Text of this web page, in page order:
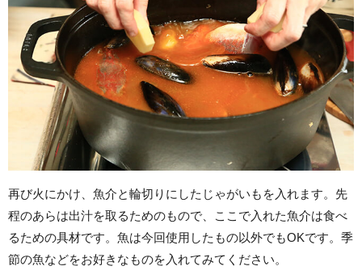
再び火にかけ、魚介と輪切りにしたじゃがいもを入れます。先
程のあらは出汁を取るためのもので、ここで入れた魚介は食べ
るための具材です。魚は今回使用したもの以外でもOKです。季
節の魚などをお好きなものを入れてみてください。